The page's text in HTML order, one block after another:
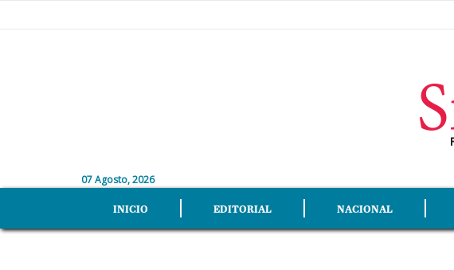
07 Agosto, 2026
INICIO EDITORIAL NACIONAL